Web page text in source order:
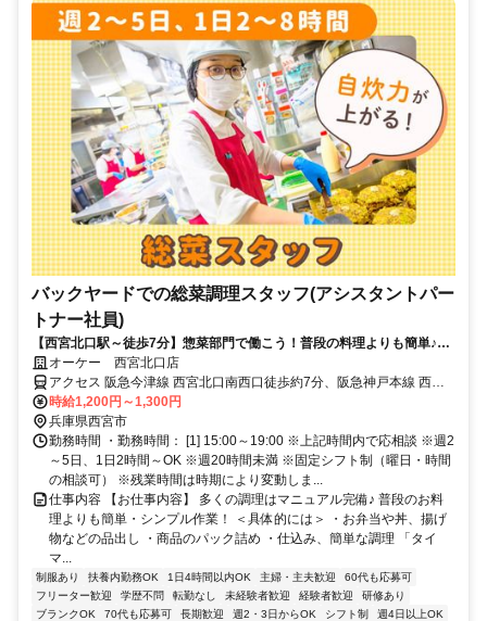
バックヤードでの総菜調理スタッフ(アシスタントパー
トナー社員)
【西宮北口駅～徒歩7分】惣菜部門で働こう！普段の料理よりも簡単♪週
2日～自分のスタイルで◎
オーケー 西宮北口店
アクセス 阪急今津線 西宮北口南西口徒歩約7分、阪急神戸本線 西宮
北口南西口徒歩約7分、ＪＲ東海道本線 西宮〔ＪＲ〕北出口徒歩約13
分 阪急神戸本線/今津線「西宮北口駅」 徒歩7分
時給1,200円～1,300円
兵庫県西宮市
勤務時間 ・勤務時間： [1] 15:00～19:00 ※上記時間内で応相談 ※週2
～5日、1日2時間～OK ※週20時間未満 ※固定シフト制（曜日・時間
の相談可） ※残業時間は時期により変動しま...
仕事内容 【お仕事内容】 多くの調理はマニュアル完備♪ 普段のお料
理よりも簡単・シンプル作業！ ＜具体的には＞ ・お弁当や丼、揚げ
物などの品出し ・商品のパック詰め ・仕込み、簡単な調理 「タイ
マ...
制服あり 扶養内勤務OK 1日4時間以内OK 主婦・主夫歓迎
60代も応募可
フリーター歓迎
学歴不問 転勤なし 未経験者歓迎 経験者歓迎
研修あり
ブランクOK
70代も応募可 長期歓迎 週2・3日からOK シフト制 週4日以上OK